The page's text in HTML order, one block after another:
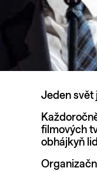
Jeden svět
filmových
obhájkyň